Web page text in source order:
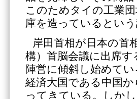
このためタイの工業
庫を造っているという
岸田首相が日本の首
構）首脳会議に出席
陣営に傾斜し始めて
経済大国である中国
ってきている。しか